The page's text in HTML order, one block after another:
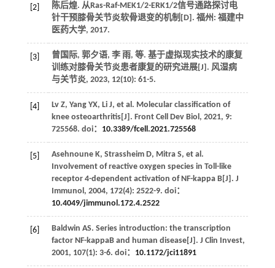
[2]
陈后煌. 从Ras-Raf-MEK1/2-ERK1/2信号通路探讨电
针干预膝骨关节炎软骨退变的机制[D]. 福州: 福建中
医药大学, 2017.
[3] 曾国际, 郭夕语, 李 雨, 等. 基于虚拟现实技术的康复
训练对膝骨关节炎患者康复的研究进展[J]. 风湿病
与关节炎, 2023, 12(10): 61-5.
[4] Lv Z, Yang YX, Li J, et al . Molecular classification of
knee osteoarthritis[J]. Front Cell Dev Biol , 2021, 9:
725568. doi： 10.3389/fcell.2021.725568
[5] Asehnoune K, Strassheim D, Mitra S, et al .
Involvement of reactive oxygen species in Toll-like
receptor 4-dependent activation of NF-kappa B[J]. J
Immunol , 2004, 172(4): 2522-9. doi：
10.4049/jimmunol.172.4.2522
[6] Baldwin AS. Series introduction: the transcription
factor NF-kappaB and human disease[J]. J Clin Invest,
2001, 107(1): 3-6. doi： 10.1172/jci11891